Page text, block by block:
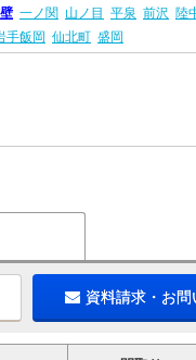
一ノ関 山ノ目 平泉 前沢 陸
手飯岡 仙北町 盛岡
資料請求・お